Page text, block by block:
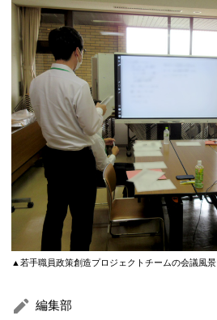
▲若手職員政策創造プロジェクトチームの会議風景
編集部